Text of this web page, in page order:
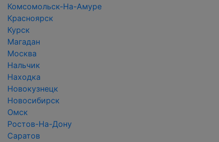
Комсомольск-На-Амуре
Красноярск
Курск
Магадан
Москва
Нальчик
Находка
Новокузнецк
Новосибирск
Омск
Ростов-На-Дону
Саратов